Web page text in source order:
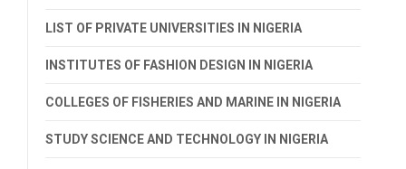
LIST OF PRIVATE UNIVERSITIES IN NIGERIA
INSTITUTES OF FASHION DESIGN IN NIGERIA
COLLEGES OF FISHERIES AND MARINE IN NIGERIA
STUDY SCIENCE AND TECHNOLOGY IN NIGERIA